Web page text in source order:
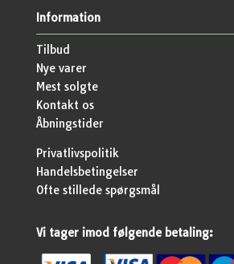
Information
Tilbud
Nye varer
Mest solgte
Kontakt os
Åbningstider
Privatlivspolitik
Handelsbetingelser
Ofte stillede spørgsmål
Vi tager imod følgende betaling: